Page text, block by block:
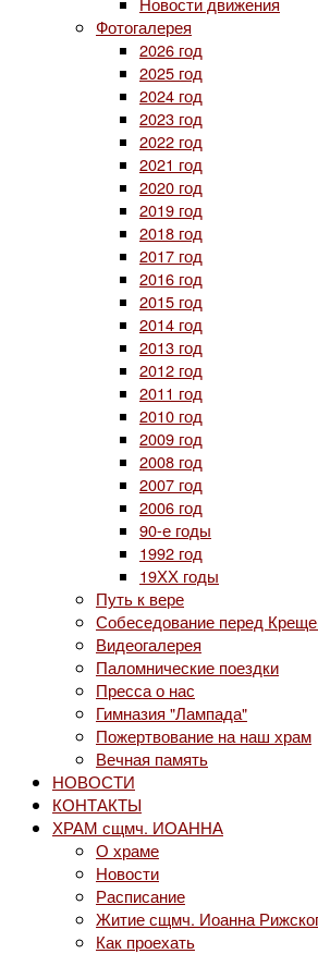
Фотогалерея
2026 год
2025 год
2024 год
2023 год
2022 год
2021 год
2020 год
2019 год
2018 год
2017 год
2016 год
2015 год
2014 год
2013 год
2012 год
2011 год
2010 год
2009 год
2008 год
2007 год
2006 год
90-е годы
1992 год
19ХХ годы
Путь к вере
Собеседование перед
Видеогалерея
Паломнические поездки
Пресса о нас
Гимназия "Лампада"
Пожертвование на наш храм
Вечная память
НОВОСТИ
КОНТАКТЫ
ХРАМ сщмч. ИОАННА
О храме
Новости
Расписание
Житие сщмч. Иоанна
Как проехать